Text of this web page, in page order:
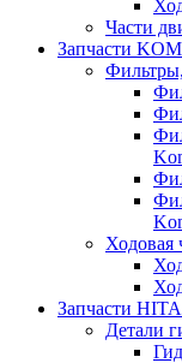
Части
Запчасти
Ходовая
Запчасти
Детали